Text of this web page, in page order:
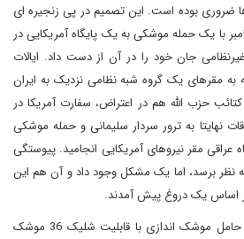
ضروری بوده است. این تصمیم در پی زنجیره ای
گرفته شد که 27 دسامبر با یک حمله موشکی به یک پایگاه آمریکایی در
جان خود را در آن از دست داد. ایالات
به مقرهای یک گروه شبه نظامی نزدیک به ایران
حزب الله هم در اعتراض، سفارت آمریکا در
نهایتا به ترور سردار سلیمانی و حمله موشکی
عراقی مقر نیروهای آمریکایی انجامید. پیوستگی
نظر برسد، اما یک مشکل وجود داد و آن هم این
اساس یک دروغ پیش آمدند.
شب 27 دسامبر یک وانت بار حامل موشک اندازی با قابلیت شلیک 36 موشک